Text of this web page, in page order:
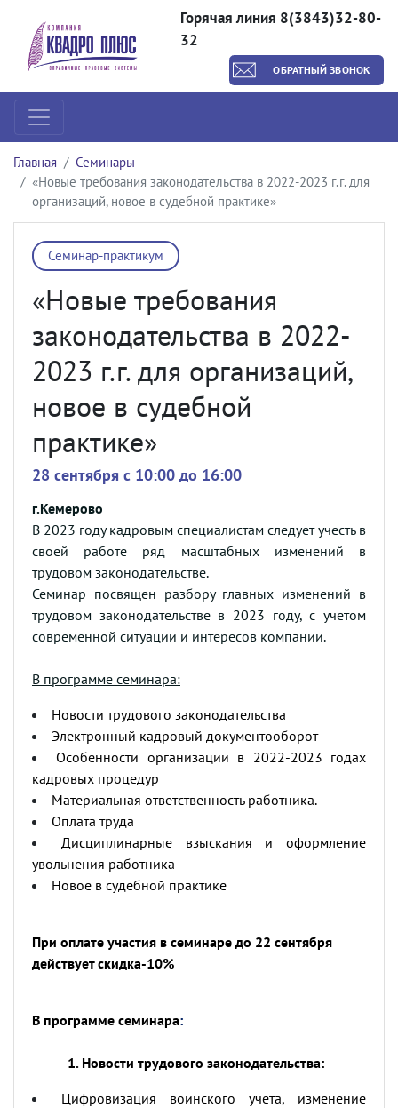
Горячая линия 8(3843)32-80-
32
ОБРАТНЫЙ ЗВОНОК
Главная
Семинары
«Новые требования законодательства в 2022-2023 г.г. для
организаций, новое в судебной практике»
Семинар-практикум
«Новые требования
законодательства в 2022-
2023 г.г. для организаций,
новое в судебной
практике»
28 сентября c 10:00 до 16:00
г.Кемерово
В 2023 году кадровым специалистам следует учесть в
своей работе ряд масштабных изменений в
трудовом законодательстве.
Семинар посвящен разбору главных изменений в
трудовом законодательстве в 2023 году, с учетом
современной ситуации и интересов компании.
В программе семинара:
Новости трудового законодательства
Электронный кадровый документооборот
Особенности организации в 2022-2023 годах
кадровых процедур
Материальная ответственность работника.
Оплата труда
Дисциплинарные взыскания и оформление
увольнения работника
Новое в судебной практике
При оплате участия в семинаре до 22 сентября
действует скидка-10%
В программе семинара:
1. Новости трудового законодательства:
Цифровизация воинского учета, изменение